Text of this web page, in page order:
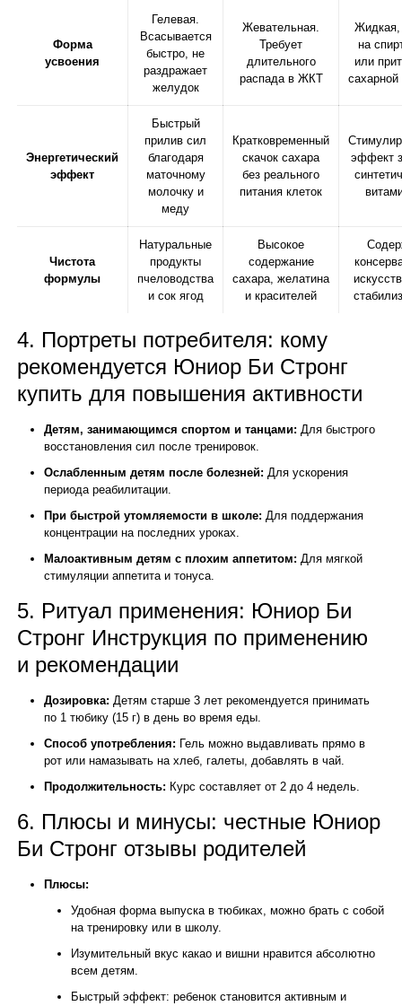
Форма
усвоения
Гелевая.
Всасывается
быстро, не
раздражает
желудок
Жевательная.
Требует
длительного
распада в ЖКТ
Жидкая,
на
или
сахарной
Энергетический
эффект
Быстрый
прилив сил
благодаря
маточному
молочку и
меду
Кратковременный
скачок сахара
без реального
питания клеток
эффект
Чистота
формулы
Натуральные
продукты
пчеловодства
и сок ягод
Высокое
содержание
сахара, желатина
и красителей
4. Портреты потребителя: кому
рекомендуется Юниор Би Стронг
купить для повышения активности
Детям, занимающимся спортом и танцами: Для быстрого
восстановления сил после тренировок.
Ослабленным детям после болезней: Для ускорения
периода реабилитации.
При быстрой утомляемости в школе: Для поддержания
концентрации на последних уроках.
Малоактивным детям с плохим аппетитом: Для мягкой
стимуляции аппетита и тонуса.
5. Ритуал применения: Юниор Би
Стронг Инструкция по применению
и рекомендации
Дозировка: Детям старше 3 лет рекомендуется принимать
по 1 тюбику (15 г) в день во время еды.
Способ употребления: Гель можно выдавливать прямо в
рот или намазывать на хлеб, галеты, добавлять в чай.
Продолжительность: Курс составляет от 2 до 4 недель.
6. Плюсы и минусы: честные Юниор
Би Стронг отзывы родителей
Плюсы:
Удобная форма выпуска в тюбиках, можно брать с собой
на тренировку или в школу.
Изумительный вкус какао и вишни нравится абсолютно
всем детям.
Быстрый эффект: ребенок становится активным и